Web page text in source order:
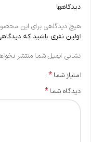
دیدگاهها
هیچ دیدگاهی برای این
اولین نفری باشید که
نشانی ایمیل شما منتشر
امتیاز شما *
دیدگاه شما *